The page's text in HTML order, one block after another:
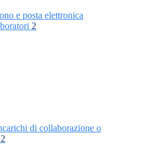
e posta elettronica
2
di collaborazione o
2